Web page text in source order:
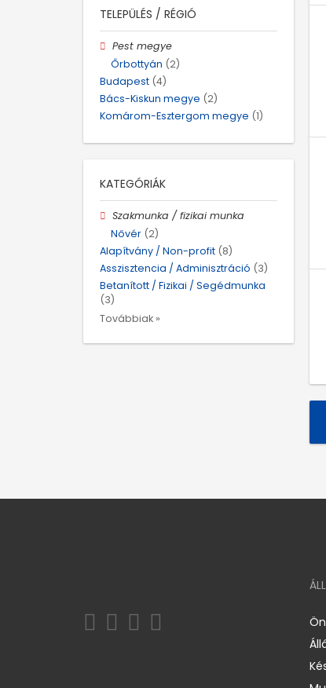
TELEPÜLÉS / RÉGIÓ
Pest megye
Őrbottyán (2)
Budapest (4)
Bács-Kiskun megye (2)
Komárom-Esztergom megye (1)
KATEGÓRIÁK
Szakmunka / fizikai munka
Nővér (2)
Alapítvány / Non-profit (8)
Asszisztencia / Adminisztráció (3)
Betanított / Fizikai / Segédmunka
(3)
Továbbiak »